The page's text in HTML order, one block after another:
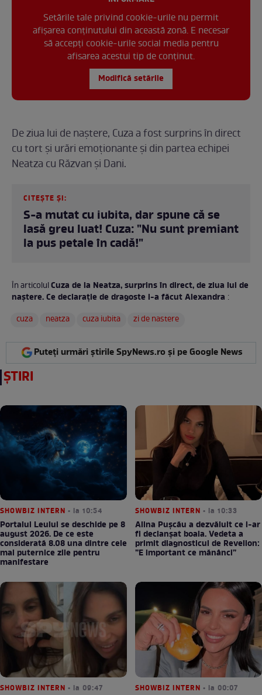
Setările tale privind cookie-urile nu permit
afișarea conținutului din această zonă. E necesar
să accepți cookie-urile social media pentru
afisarea acestui tip de conținut.
Modifică setările
De ziua lui de naștere, Cuza a fost surprins în direct
cu tort și urări emoționante și din partea echipei
Neatza cu Răzvan și Dani.
CITEȘTE ȘI:
S-a mutat cu iubita, dar spune că se
lasă greu luat! Cuza: "Nu sunt premiant
la pus petale în cadă!"
În articolulCuza de la Neatza, surprins în direct, de ziua lui de
naștere. Ce declarație de dragoste i-a făcut Alexandra :
cuza
neatza cuza iubita zi de nastere
Puteți urmări știrile SpyNews.ro și pe Google News
ȘTIRI
SHOWBIZ INTERN • la 10:54
Portalul Leului se deschide pe 8
august 2026. De ce este
considerată 8.08 una dintre cele
mai puternice zile pentru
manifestare
SHOWBIZ INTERN • la 10:33
Alina Pușcău a dezvăluit ce i-ar
fi declanșat boala. Vedeta a
primit diagnosticul de Revelion:
”E important ce mănânci”
SHOWBIZ INTERN • la 09:47 SHOWBIZ INTERN • la 00:07